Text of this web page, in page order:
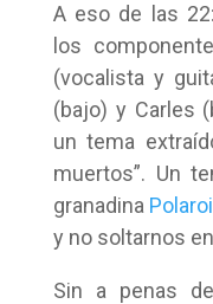
A eso de las
los
(vocalista y
(bajo) y Carles
un tema
muertos”. Un
granadina
y no soltarnos
Sin a penas